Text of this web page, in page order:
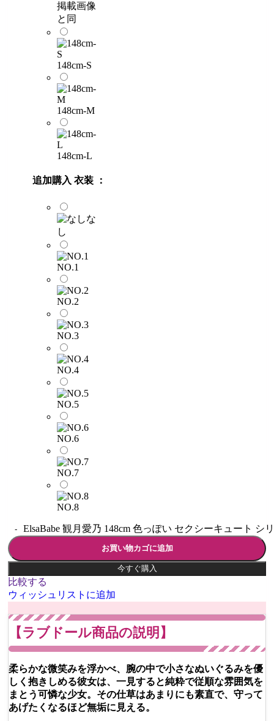
掲載画像
と同
148cm-S
148cm-M
148cm-L
追加購入 衣装 ：
な
し
NO.1
NO.2
NO.3
NO.4
NO.5
NO.6
NO.7
NO.8
ElsaBabe 観月愛乃 148cm 色っぽい セクシーキュート シ
お買い物カゴに追加
今すぐ購入
比較する
ウィッシュリストに追加
【ラブドール商品の説明】
柔らかな微笑みを浮かべ、腕の中で小さなぬいぐるみを優
しく抱きしめる彼女は、一見すると純粋で従順な雰囲気を
まとう可憐な少女。その仕草はあまりにも素直で、守って
あげたくなるほど無垢に見える。